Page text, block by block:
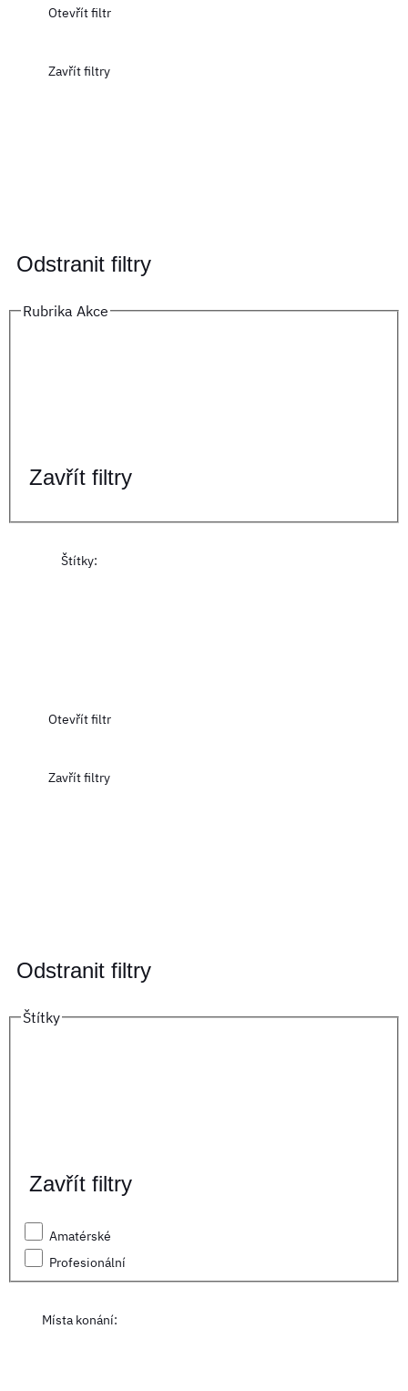
Otevřít filtr
Zavřít filtry
Odstranit filtry
Rubrika Akce
Zavřít filtry
Štítky:
Otevřít filtr
Zavřít filtry
Odstranit filtry
Štítky
Zavřít filtry
Amatérské
Profesionální
Místa konání: